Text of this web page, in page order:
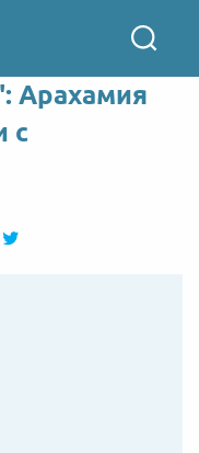
Арахамия
с